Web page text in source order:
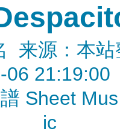
来源：本
06 21:19:00
Sheet Mus
ic